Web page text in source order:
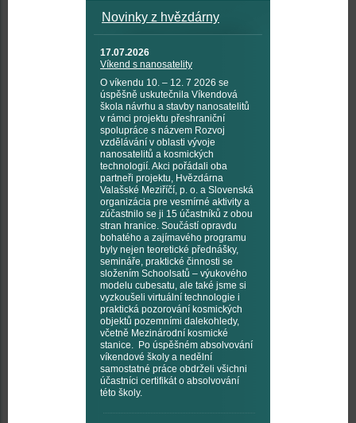
Novinky z hvězdárny
17.07.2026
Víkend s nanosatelity
O víkendu 10. – 12. 7 2026 se
úspěšně uskutečnila Víkendová
škola návrhu a stavby nanosatelitů
v rámci projektu přeshraniční
spolupráce s názvem Rozvoj
vzdělávání v oblasti vývoje
nanosatelitů a kosmických
technologií. Akci pořádali oba
partneři projektu, Hvězdárna
Valašské Meziříčí, p. o. a Slovenská
organizácia pre vesmírné aktivity a
zúčastnilo se ji 15 účastníků z obou
stran hranice. Součástí opravdu
bohatého a zajímavého programu
byly nejen teoretické přednášky,
semináře, praktické činnosti se
složením Schoolsatů – výukového
modelu cubesatu, ale také jsme si
vyzkoušeli virtuální technologie i
praktická pozorování kosmických
objektů pozemními dalekohledy,
včetně Mezinárodní kosmické
stanice. Po úspěšném absolvování
víkendové školy a nedělní
samostatné práce obdrželi všichni
účastníci certifikát o absolvování
této školy.